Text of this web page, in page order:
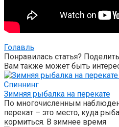
Голавль
Понравилась статья?
Вам также может быть
Спиннинг
Зимняя рыбалка на перекате
По многочисленным
перекат – это место, куда
кормиться. В зимнее время